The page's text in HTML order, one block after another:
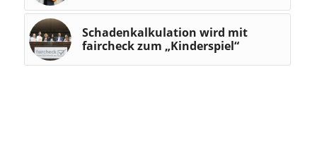
Schadenkalkulation wird mit
faircheck zum „Kinderspiel“